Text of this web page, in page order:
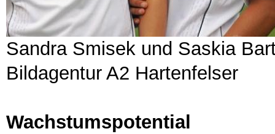
Sandra Smisek und Saskia
Bildagentur A2 Hartenfelser
Wachstumspotential